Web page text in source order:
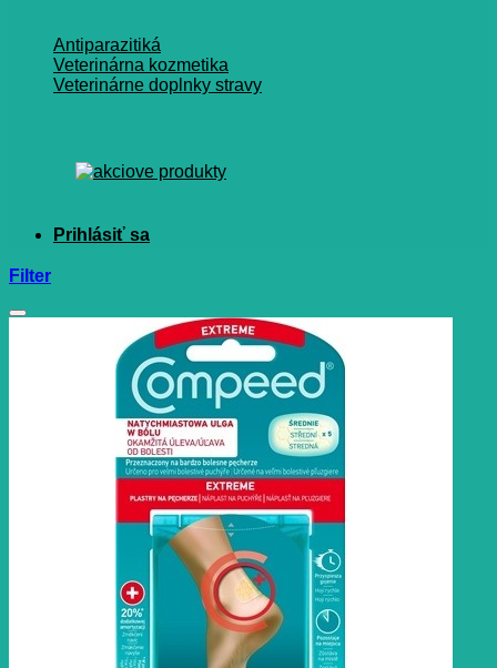
Antiparazitiká
Veterinárna kozmetika
Veterinárne doplnky stravy
Filter